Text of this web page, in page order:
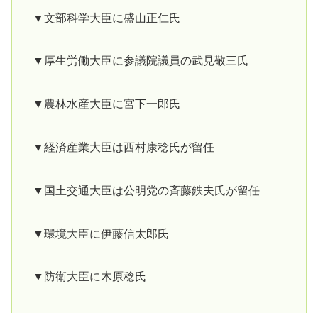
▼文部科学大臣に盛山正仁氏
▼厚生労働大臣に参議院議員の武見敬三氏
▼農林水産大臣に宮下一郎氏
▼経済産業大臣は西村康稔氏が留任
▼国土交通大臣は公明党の斉藤鉄夫氏が留任
▼環境大臣に伊藤信太郎氏
▼防衛大臣に木原稔氏